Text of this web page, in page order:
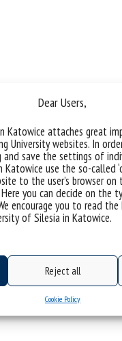
Dear Users,
Katowice attaches great
University websites. In
save the settings of
use the so-called
to the user’s browser on
you can decide on the
encourage you to read the
of Silesia in Katowice.
Reject all
Cookie Policy